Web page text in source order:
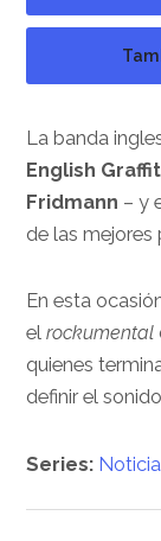
La banda
English
Fridmann – y
de las mejores
En esta
elrockumental
quienes
definir el
Series: